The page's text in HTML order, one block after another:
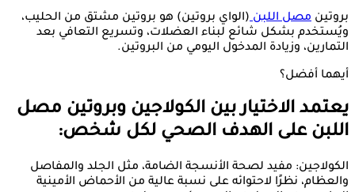
بروتين مصل اللبن(الواي بروتين) هو بروتين مشتق من الحليب،
ويُستخدم بشكل شائع لبناء العضلات، وتسريع التعافي بعد
التمارين، وزيادة المدخول اليومي من البروتين.
أيهما أفضل؟
يعتمد الاختيار بين الكولاجين وبروتين مصل
اللبن على الهدف الصحي لكل شخص:
الكولاجين: مفيد لصحة الأنسجة الضامة، مثل الجلد والمفاصل
والعظام، نظرًا لاحتوائه على نسبة عالية من الأحماض الأمينية